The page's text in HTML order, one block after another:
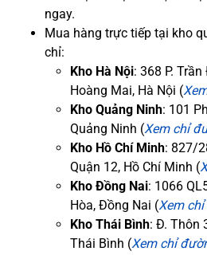
ngay.
Mua hàng trực tiếp tại kho
chỉ:
Kho Hà Nội: 368 P.
Hoàng Mai, Hà Nội (
Kho Quảng Ninh: 101
Quảng Ninh (Xem chỉ
Kho Hồ Chí Minh: 827/
Quận 12, Hồ Chí Minh (
Kho Đồng Nai: 1066
Hòa, Đồng Nai (Xem
Kho Thái Bình: Đ. Thôn
Thái Bình (Xem chỉ